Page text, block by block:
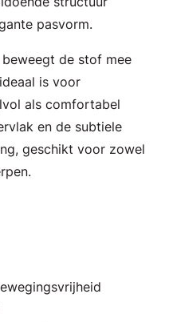
pasvorm.
de stof mee
is voor
als comfortabel
en de subtiele
geschikt voor zowel